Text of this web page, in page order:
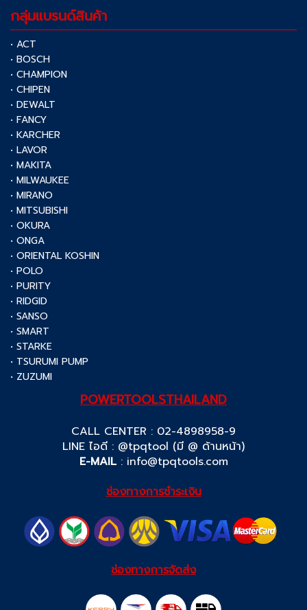
กลุ่มแบรนด์สินค้า
• ACT
• BOSCH
• CHAMPION
• CHIPEN
• DEWALT
• FANCY
• KARCHER
• LAVOR
• MAKITA
• MILWAUKEE
• MIRANO
• MITSUBISHI
• OKURA
• ONGA
• ORIENTAL KOSHIN
• POLO
• PURITY
• RIDGID
• SANSO
• SMART
• STARKE
• TSURUMI PUMP
• ZUZUMI
POWERTOOLSTHAILAND
CALL CENTER : 02-4898958-9
LINE ไอดี : @tpqtool (มี @ ด้านหน้า)
E-MAIL: info@tpqtools.com
ช่องทางการชำระเงิน
ช่องทางการจัดส่ง